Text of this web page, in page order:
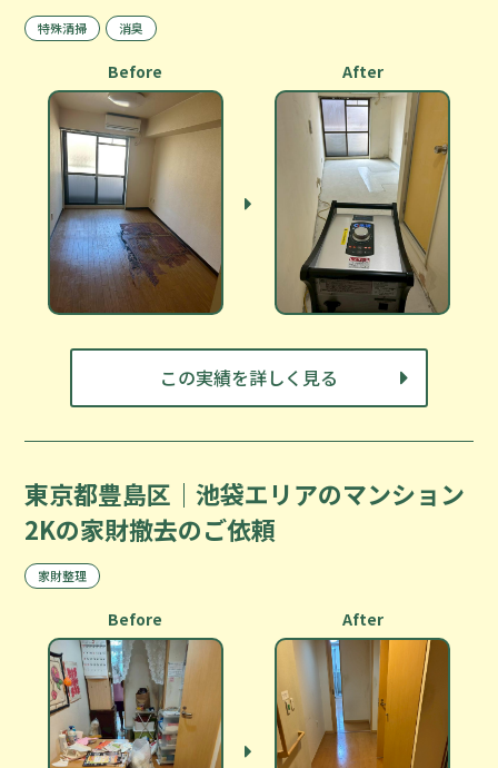
特殊清掃 消臭
Before After
この実績を詳しく見る
東京都豊島区｜池袋エリアのマンション
2Kの家財撤去のご依頼
家財整理
Before After